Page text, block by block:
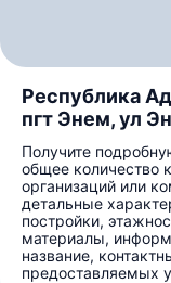
Республика
пгт Энем, ул
Получите
общее количество
организаций или
детальные
постройки,
материалы,
название,
предоставляемых